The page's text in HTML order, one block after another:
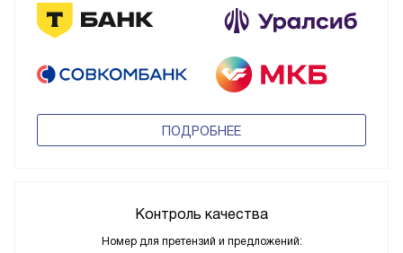
ПОДРОБНЕЕ
Контроль качества
Номер для претензий и предложений: